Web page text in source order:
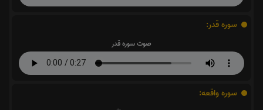
سوره قدر:
صوت سوره قدر
سوره واقعه: